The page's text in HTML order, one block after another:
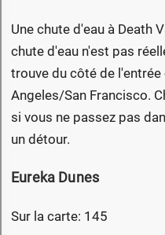
Une chute d'eau à Death
chute d'eau n'est pas
trouve du côté de
Angeles/San Francisco.
si vous ne passez pas
un détour.
Eureka Dunes
Sur la carte: 145